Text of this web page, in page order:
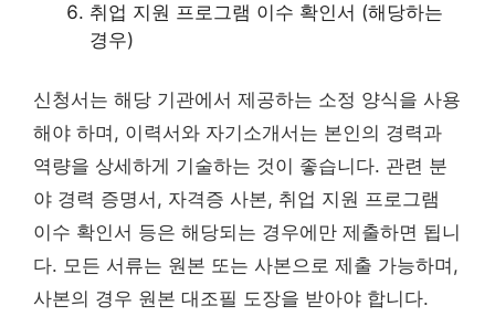
취업 지원 프로그램 이수 확인서 (해당하는
경우)
신청서는 해당 기관에서 제공하는 소정 양식을 사용
해야 하며, 이력서와 자기소개서는 본인의 경력과
역량을 상세하게 기술하는 것이 좋습니다. 관련 분
야 경력 증명서, 자격증 사본, 취업 지원 프로그램
이수 확인서 등은 해당되는 경우에만 제출하면 됩니
다. 모든 서류는 원본 또는 사본으로 제출 가능하며,
사본의 경우 원본 대조필 도장을 받아야 합니다.